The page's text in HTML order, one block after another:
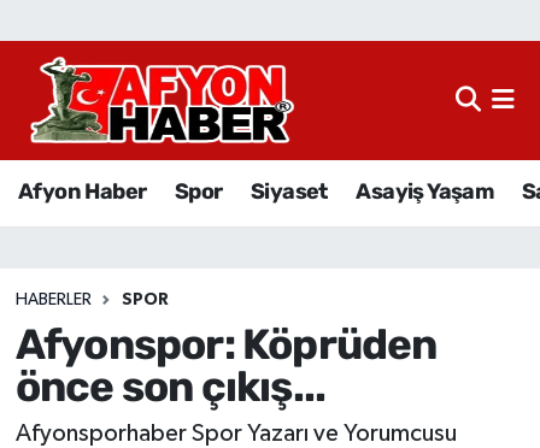
Afyon Haber Spor Siyaset Asayiş Yaşam
HABERLER SPOR
Afyonspor: Köprüden
önce son çıkış...
Afyonsporhaber Spor Yazarı ve Yorumcusu
Afyon Haber
Sağlık
Eğitim